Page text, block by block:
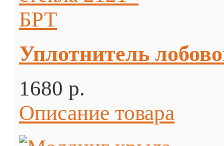
Уплотнитель
1680 p.
Описание товара